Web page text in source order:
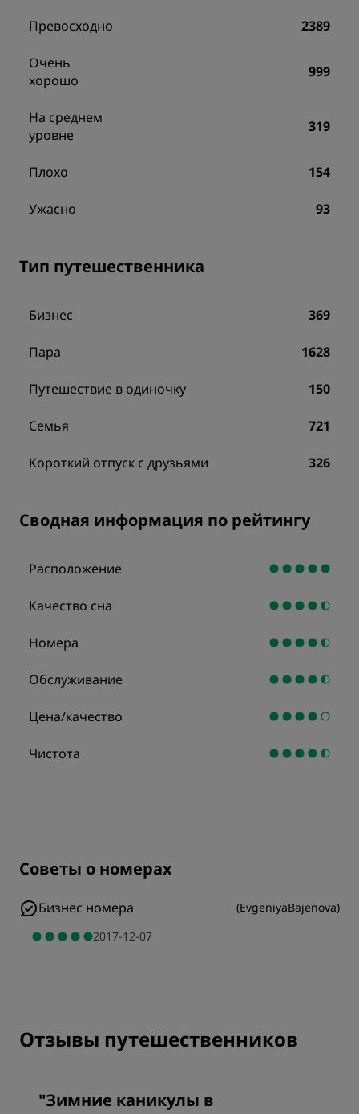
Превосходно 2389
Очень
хорошо
999
На среднем
уровне
319
Плохо 154
Ужасно 93
Тип путешественника
Бизнес 369
Пара 1628
Путешествие в одиночку 150
Семья 721
Короткий отпуск с друзьями 326
Сводная информация по рейтингу
Расположение
Качество сна
Номера
Обслуживание
Цена/качество
Чистота
Советы о номерах
Бизнес номера (EvgeniyaBajenova)
2017-12-07
Отзывы путешественников
"Зимние каникулы в